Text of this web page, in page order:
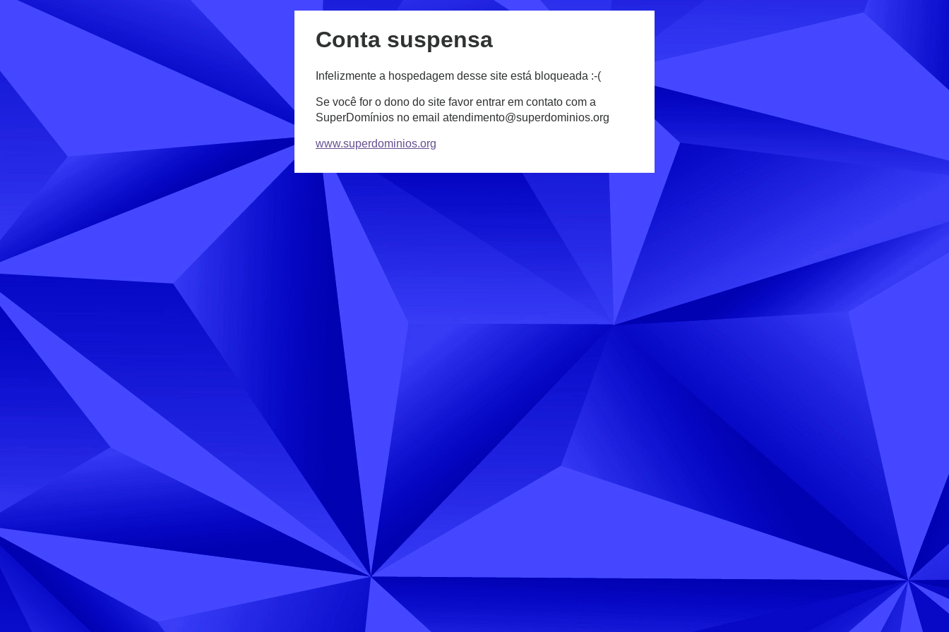
Conta suspensa
Infelizmente a hospedagem desse site está bloqueada :-(
Se você for o dono do site favor entrar em contato com a
SuperDomínios no email atendimento@superdominios.org
www.superdominios.org